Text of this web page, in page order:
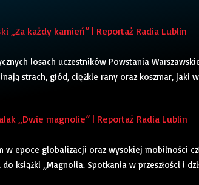
„Za każdy kamień” | Reportaż Radia Lublin
losach uczestników Powstania
strach, głód, ciężkie rany oraz koszmar, jaki
„Dwie magnolie” | Reportaż Radia Lublin
w epoce globalizacji oraz wysokiej mobilności
książki „Magnolia. Spotkania w przeszłości i